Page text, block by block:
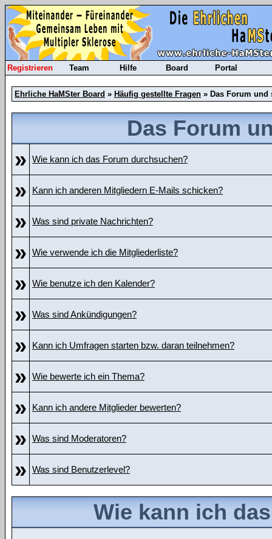
Registrieren Team Hilfe Board Portal
Ehrliche HaMSter Board » Häufig gestellte Fragen » Das Forum und
Das Forum
» Wie kann ich das Forum durchsuchen?
» Kann ich anderen Mitgliedern E-Mails schicken?
» Was sind private Nachrichten?
» Wie verwende ich die Mitgliederliste?
» Wie benutze ich den Kalender?
» Was sind Ankündigungen?
» Kann ich Umfragen starten bzw. daran teilnehmen?
» Wie bewerte ich ein Thema?
» Kann ich andere Mitglieder bewerten?
» Was sind Moderatoren?
» Was sind Benutzerlevel?
Wie kann ich